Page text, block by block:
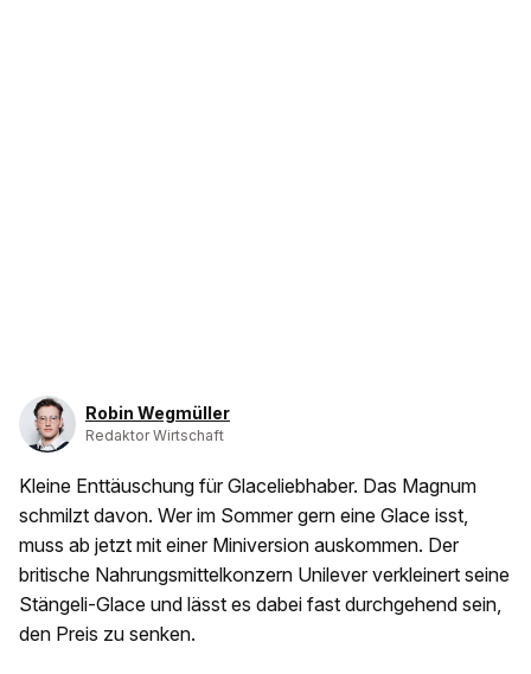
Robin Wegmüller
Redaktor Wirtschaft
Kleine Enttäuschung für Glaceliebhaber. Das Magnum
schmilzt davon. Wer im Sommer gern eine Glace isst,
muss ab jetzt mit einer Miniversion auskommen. Der
britische Nahrungsmittelkonzern Unilever verkleinert seine
Stängeli-Glace und lässt es dabei fast durchgehend sein,
den Preis zu senken.